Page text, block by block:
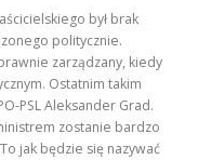
był brak
politycznie.
zarządzany, kiedy
Ostatnim takim
PSL Aleksander Grad.
zostanie bardzo
jak będzie się nazywać